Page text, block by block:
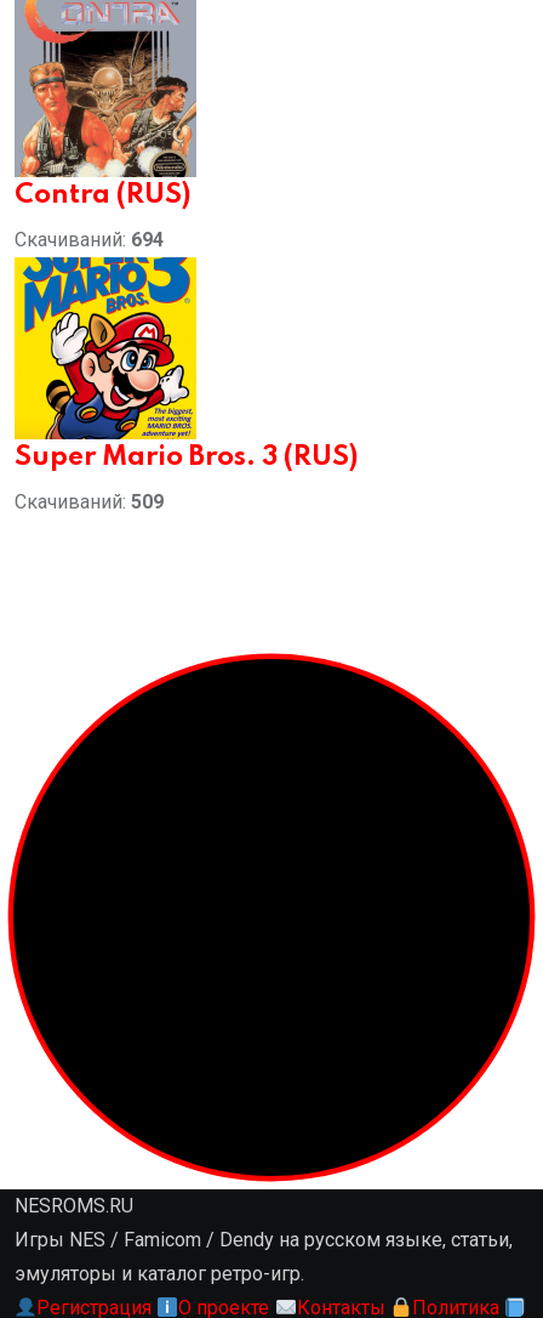
Contra (RUS)
Скачиваний: 694
Super Mario Bros. 3 (RUS)
Скачиваний: 509
NESROMS.RU
Игры NES / Famicom / Dendy на русском языке, статьи,
эмуляторы и каталог ретро-игр.
Регистрация
О проекте Контакты Политика